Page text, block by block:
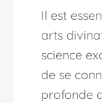
Il est
arts
science
de se
profonde